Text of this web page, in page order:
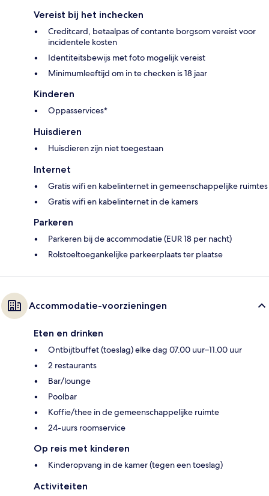
Vereist bij het inchecken
Creditcard, betaalpas of contante borgsom vereist voor
incidentele kosten
Identiteitsbewijs met foto mogelijk vereist
Minimumleeftijd om in te checken is 18 jaar
Kinderen
Oppasservices*
Huisdieren
Huisdieren zijn niet toegestaan
Internet
Gratis wifi en kabelinternet in gemeenschappelijke ruimtes
Gratis wifi en kabelinternet in de kamers
Parkeren
Parkeren bij de accommodatie (EUR 18 per nacht)
Rolstoeltoegankelijke parkeerplaats ter plaatse
Accommodatie-voorzieningen
Eten en drinken
Ontbijtbuffet (toeslag) elke dag 07.00 uur–11.00 uur
2 restaurants
Bar/lounge
Poolbar
Koffie/thee in de gemeenschappelijke ruimte
24-uurs roomservice
Op reis met kinderen
Kinderopvang in de kamer (tegen een toeslag)
Activiteiten